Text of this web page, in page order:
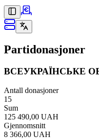
Partidonasjoner
ВСЕУКРАЇНСЬКЕ
Antall donasjoner
15
Sum
125 490,00 UAH
Gjennomsnitt
8 366,00 UAH